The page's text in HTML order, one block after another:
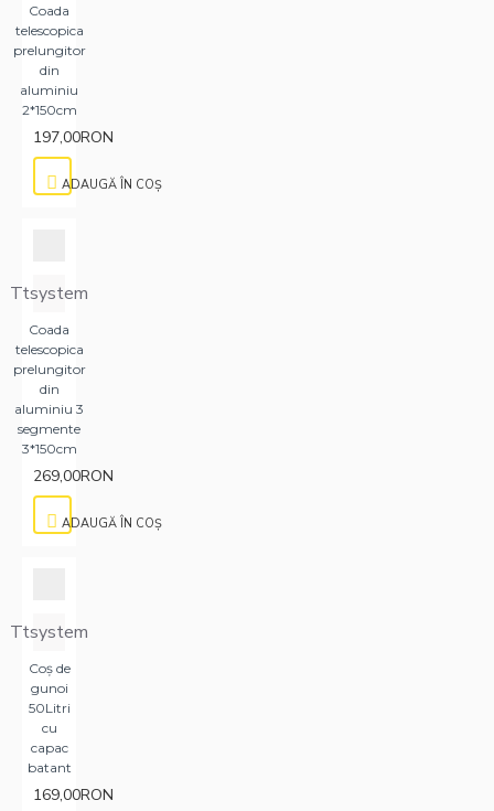
Coada
telescopica
prelungitor
din
aluminiu
2*150cm
197,00RON
ADAUGĂ ÎN COŞ
Ttsystem
Coada
telescopica
prelungitor
din
aluminiu 3
segmente
3*150cm
269,00RON
ADAUGĂ ÎN COŞ
Ttsystem
Coș de
gunoi
50Litri
cu
capac
batant
169,00RON